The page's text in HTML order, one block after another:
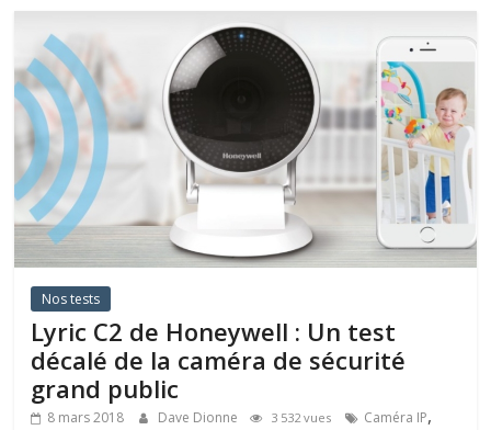
Nos tests
Lyric C2 de Honeywell : Un test
décalé de la caméra de sécurité
grand public
8 mars 2018 Dave Dionne 3 532 vues Caméra IP,